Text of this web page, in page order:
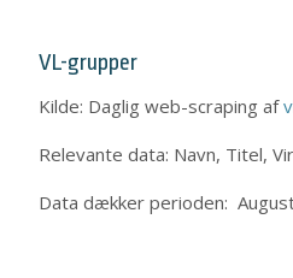
VL-grupper
Kilde: Daglig web-scraping af
Relevante data: Navn, Titel,
Data dækker perioden: